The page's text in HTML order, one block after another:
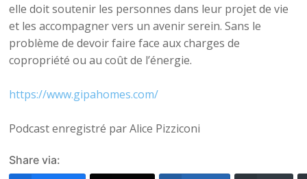
elle doit soutenir les personnes dans leur projet de vie
et les accompagner vers un avenir serein. Sans le
problème de devoir faire face aux charges de
copropriété ou au coût de l’énergie.
https://www.gipahomes.com/
Podcast enregistré par Alice Pizziconi
Share via: